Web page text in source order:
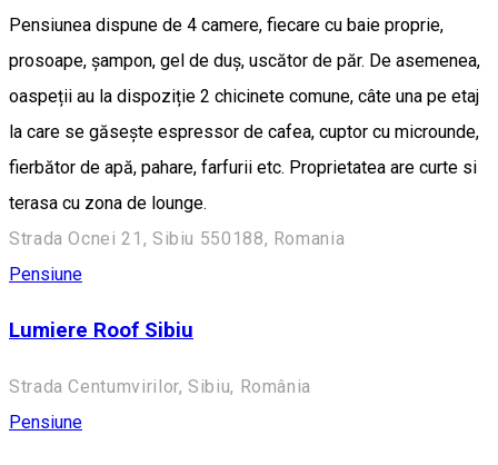
Pensiunea dispune de 4 camere, fiecare cu baie proprie,
prosoape, șampon, gel de duș, uscător de păr. De asemenea,
oaspeții au la dispoziție 2 chicinete comune, câte una pe etaj
la care se găsește espressor de cafea, cuptor cu microunde,
fierbător de apă, pahare, farfurii etc. Proprietatea are curte si
terasa cu zona de lounge.
Strada Ocnei 21, Sibiu 550188, Romania
Pensiune
Lumiere Roof Sibiu
Strada Centumvirilor, Sibiu, România
Pensiune